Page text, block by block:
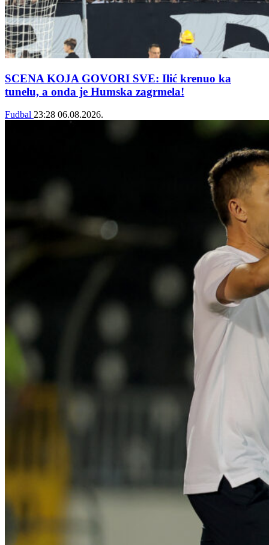
SCENA KOJA GOVORI SVE: Ilić krenuo ka
tunelu, a onda je Humska zagrmela!
Fudbal 23:28 06.08.2026.